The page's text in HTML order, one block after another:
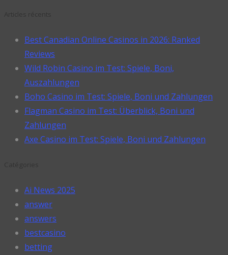
Best Canadian Online Casinos in 2026: Ranked
Reviews
Wild Robin Casino im Test: Spiele, Boni,
Auszahlungen
Boho Casino im Test: Spiele, Boni und Zahlungen
Flagman Casino im Test: Überblick, Boni und
Zahlungen
Axe Casino im Test: Spiele, Boni und Zahlungen
Ai News 2025
answer
answers
bestcasino
betting